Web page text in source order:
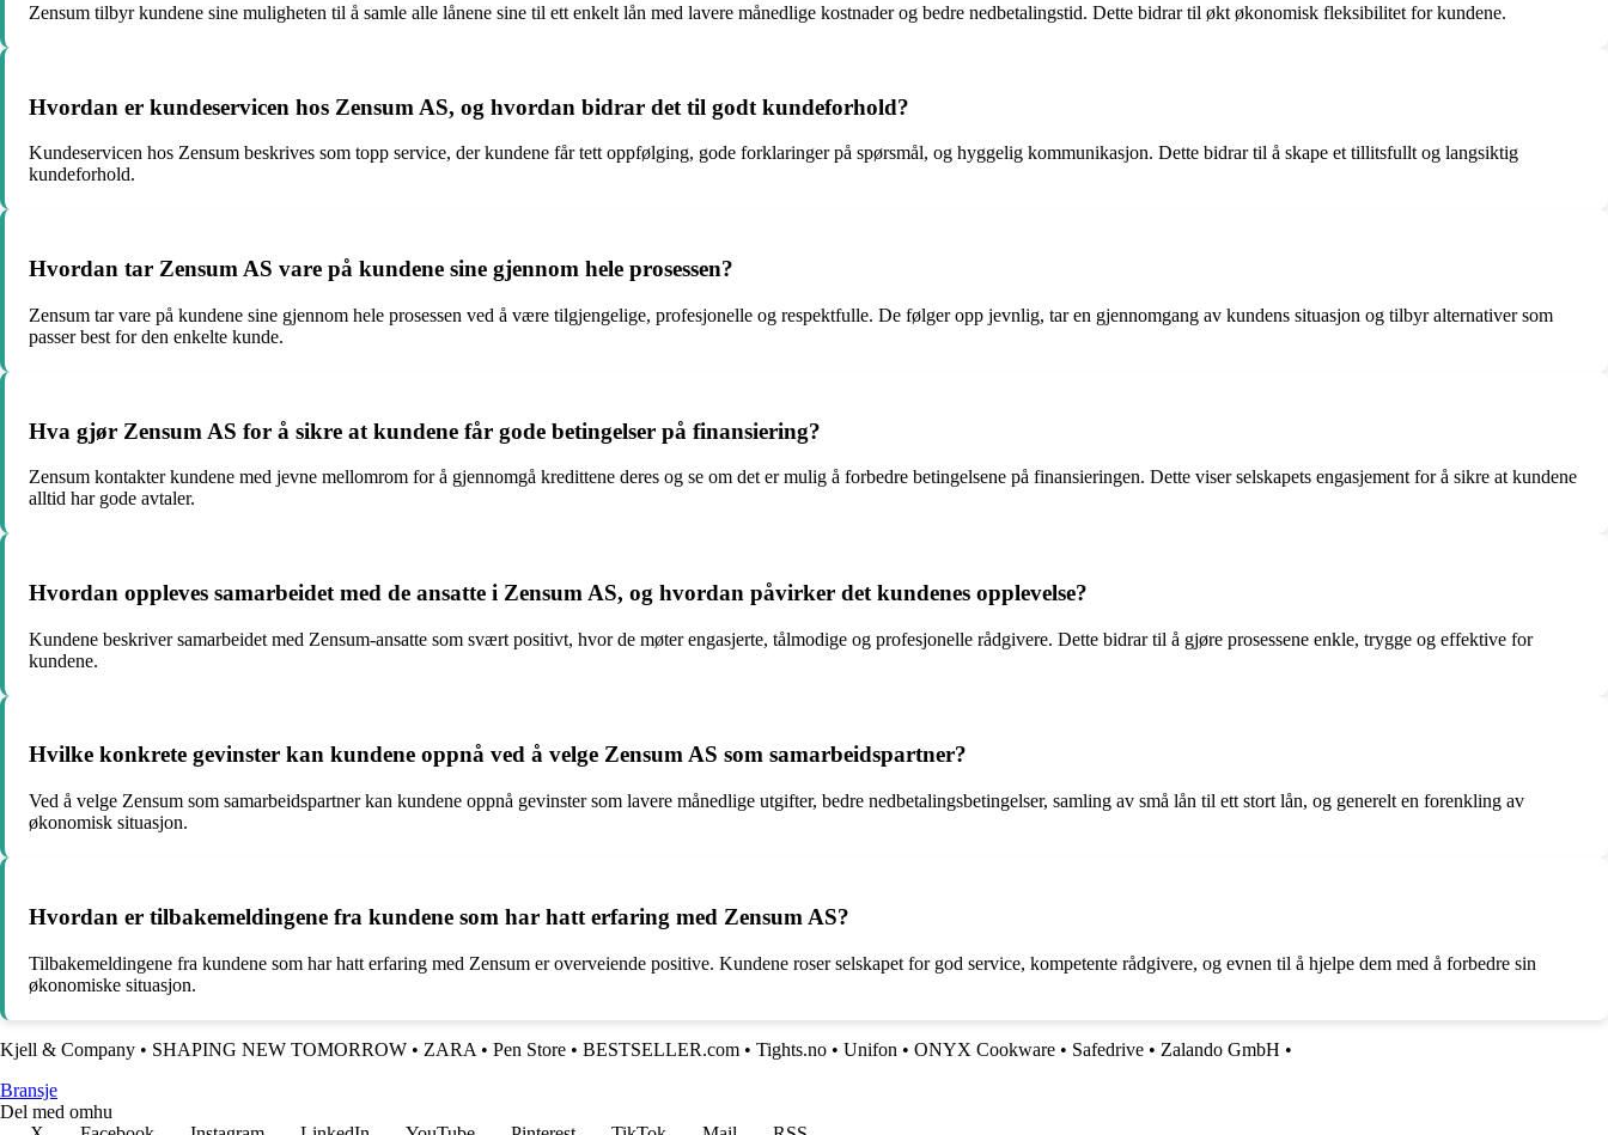
Zensum tilbyr kundene sine muligheten til å samle alle lånene sine til ett enkelt lån med lavere månedlige kostnader og bedre nedbetalingstid. Dette bidrar til økt økonomisk fleksibilitet for kundene.
Hvordan er kundeservicen hos Zensum AS, og hvordan bidrar det til godt kundeforhold?
Kundeservicen hos Zensum beskrives som topp service, der kundene får tett oppfølging, gode forklaringer på spørsmål, og hyggelig kommunikasjon. Dette bidrar til å skape et tillitsfullt og langsiktig
kundeforhold.
Hvordan tar Zensum AS vare på kundene sine gjennom hele prosessen?
Zensum tar vare på kundene sine gjennom hele prosessen ved å være tilgjengelige, profesjonelle og respektfulle. De følger opp jevnlig, tar en gjennomgang av kundens situasjon og tilbyr alternativer som
passer best for den enkelte kunde.
Hva gjør Zensum AS for å sikre at kundene får gode betingelser på finansiering?
Zensum kontakter kundene med jevne mellomrom for å gjennomgå kredittene deres og se om det er mulig å forbedre betingelsene på finansieringen. Dette viser selskapets engasjement for å sikre at kundene
alltid har gode avtaler.
Hvordan oppleves samarbeidet med de ansatte i Zensum AS, og hvordan påvirker det kundenes opplevelse?
Kundene beskriver samarbeidet med Zensum-ansatte som svært positivt, hvor de møter engasjerte, tålmodige og profesjonelle rådgivere. Dette bidrar til å gjøre prosessene enkle, trygge og effektive for
kundene.
Hvilke konkrete gevinster kan kundene oppnå ved å velge Zensum AS som samarbeidspartner?
Ved å velge Zensum som samarbeidspartner kan kundene oppnå gevinster som lavere månedlige utgifter, bedre nedbetalingsbetingelser, samling av små lån til ett stort lån, og generelt en forenkling av
økonomisk situasjon.
Hvordan er tilbakemeldingene fra kundene som har hatt erfaring med Zensum AS?
Tilbakemeldingene fra kundene som har hatt erfaring med Zensum er overveiende positive. Kundene roser selskapet for god service, kompetente rådgivere, og evnen til å hjelpe dem med å forbedre sin
økonomiske situasjon.
Kjell & Company • SHAPING NEW TOMORROW • ZARA • Pen Store • BESTSELLER.com • Tights.no • Unifon • ONYX Cookware • Safedrive • Zalando GmbH •
Bransje
Del med omhu